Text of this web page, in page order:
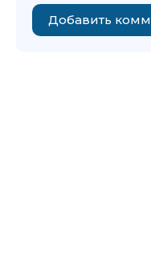
Добавить